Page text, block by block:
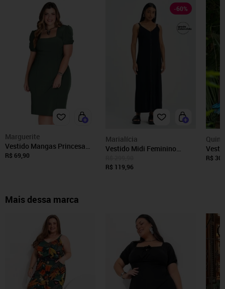
Marguerite
Vestido Mangas Princesa
Plu Size Verde Marguerite
R$ 69,90
-60%
Marialícia
Vestido Midi Feminino
R$ 119,96
R$
Mais dessa marca